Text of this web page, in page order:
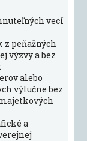
vecí
z peňažných
výzvy a bez
alebo
výlučne bez
a